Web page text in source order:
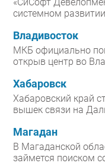
«СиСофт
системном
Владивосток
МКБ официально
открыв центр во
Хабаровск
Хабаровский край
вышек связи на
Магадан
В Магаданской
займется поиском